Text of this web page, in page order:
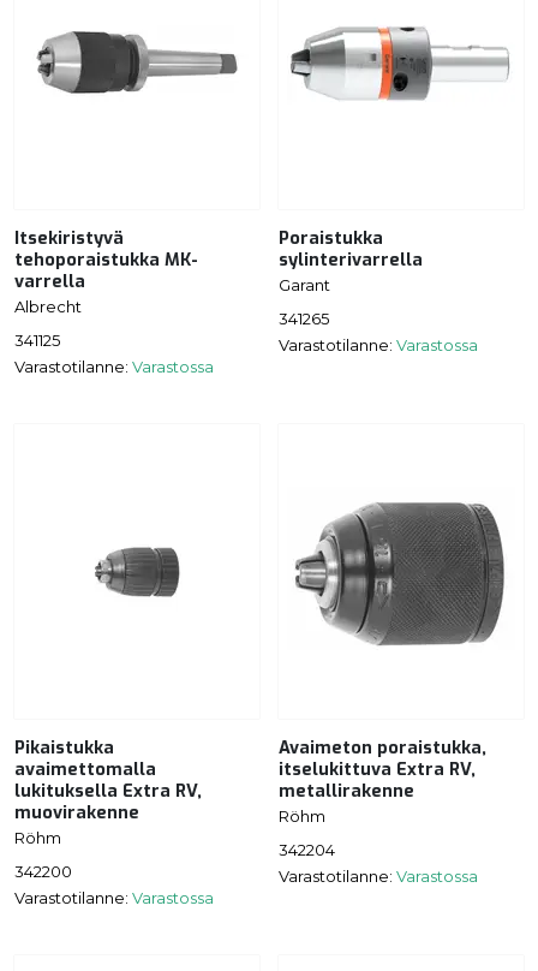
Itsekiristyvä
tehoporaistukka MK-
varrella
Albrecht
341125
Varastotilanne: Varastossa
Poraistukka
sylinterivarrella
Garant
341265
Varastotilanne: Varastossa
Pikaistukka
avaimettomalla
lukituksella Extra RV,
muovirakenne
Röhm
342200
Varastotilanne: Varastossa
Avaimeton poraistukka,
itselukittuva Extra RV,
metallirakenne
Röhm
342204
Varastotilanne: Varastossa